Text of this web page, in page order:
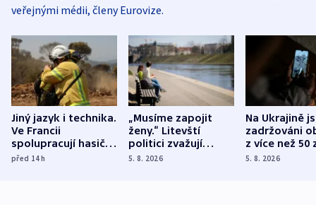
veřejnými médii, členy Eurovize.
Jiný jazyk i technika.
Ve Francii
spolupracují hasiči z
různých zemí
před 14h
„Musíme zapojit
ženy.“ Litevští
politici zvažují
dohodu o
5. 8. 2026
Na Ukrajině
zadržováni
z více než 50
Bojovali na
5. 8. 2026